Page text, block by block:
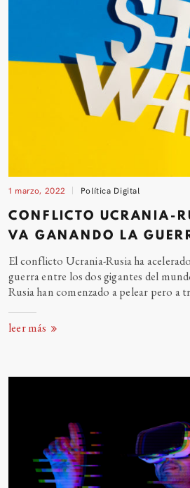
1 marzo, 2022 Política Digital
CONFLICTO UCRANIA-
VA GANANDO LA
El conflicto Ucrania-Rusia ha
guerra entre los dos gigantes del
Rusia han comenzado a pelear pero a
leer más